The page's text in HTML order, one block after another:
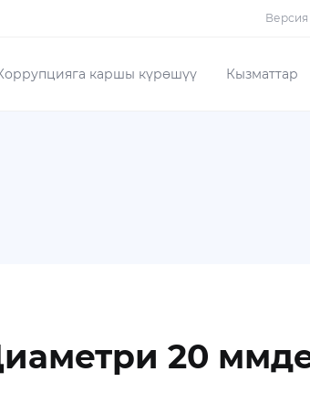
каршы күрөшүү Кызматтар
20